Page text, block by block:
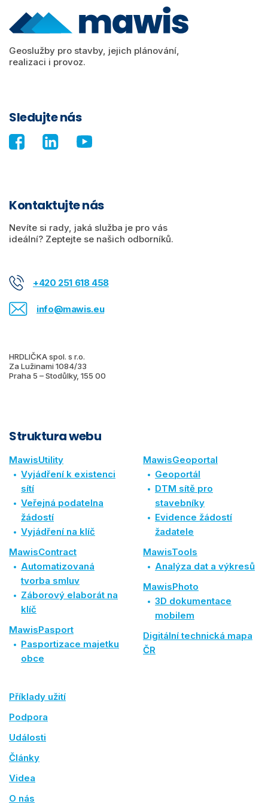
Geoslužby pro stavby, jejich plánování,
realizaci i provoz.
Sledujte nás
Kontaktujte nás
Nevíte si rady, jaká služba je pro vás
ideální? Zeptejte se našich odborníků.
+420 251 618 458
info@mawis.eu
HRDLIČKA spol. s r.o.
Za Lužinami 1084/33
Praha 5 – Stodůlky, 155 00
Struktura webu
MawisUtility
Vyjádření k existenci
sítí
Veřejná podatelna
žádostí
Vyjádření na klíč
MawisContract
Automatizovaná
tvorba smluv
Záborový elaborát na
klíč
MawisPasport
Pasportizace majetku
obce
MawisGeoportal
Geoportál
DTM sítě pro
stavebníky
Evidence žádostí
žadatele
MawisTools
Analýza dat a výkresů
MawisPhoto
3D dokumentace
mobilem
Digitální technická mapa
ČR
Příklady užití
Podpora
Události
Články
Videa
O nás